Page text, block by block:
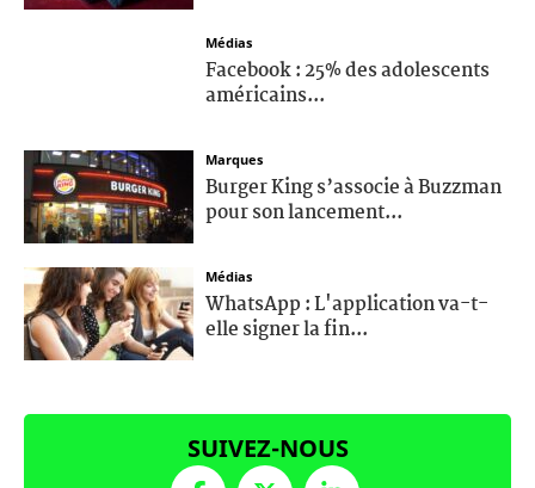
Médias
Facebook : 25% des adolescents
américains...
Marques
Burger King s’associe à Buzzman
pour son lancement...
Médias
WhatsApp : L'application va-t-
elle signer la fin...
SUIVEZ-NOUS